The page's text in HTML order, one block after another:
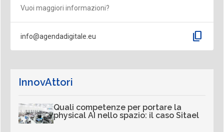
Vuoi maggiori informazioni?
info@agendadigitale.eu content_copy
InnovAttori
Quali competenze per portare la
physical AI nello spazio: il caso Sitael